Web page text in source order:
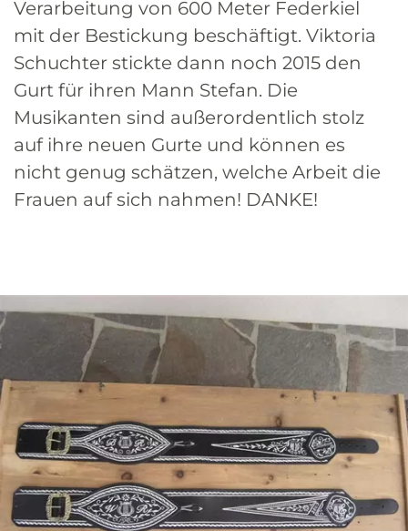
Verarbeitung von 600 Meter Federkiel
mit der Bestickung beschäftigt. Viktoria
Schuchter stickte dann noch 2015 den
Gurt für ihren Mann Stefan. Die
Musikanten sind außerordentlich stolz
auf ihre neuen Gurte und können es
nicht genug schätzen, welche Arbeit die
Frauen auf sich nahmen! DANKE!